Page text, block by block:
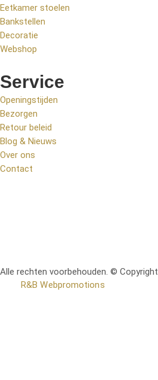
Eetkamer stoelen
Bankstellen
Decoratie
Webshop
Service
Openingstijden
Bezorgen
Retour beleid
Blog & Nieuws
Over ons
Contact
Alle rechten voorbehouden. © Copyright
R&B Webpromotions